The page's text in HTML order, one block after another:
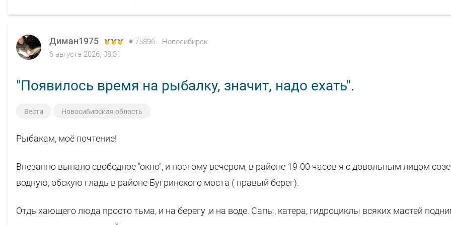
Диман1975 75896
Новосибирск
6 августа 2026, 08:31
"Появилось время на рыбалку, значит, надо ехать".
Вести Новосибирская область
Рыбакам, моё почтение!
Внезапно выпало свободное "окно", и поэтому вечером, в районе 19-00 часов я с довольным лицом
водную, обскую гладь в районе Бугринского моста ( правый берег).
Отдыхающего люда просто тьма, и на берегу ,и на воде. Сапы, катера, гидроциклы всяких мастей